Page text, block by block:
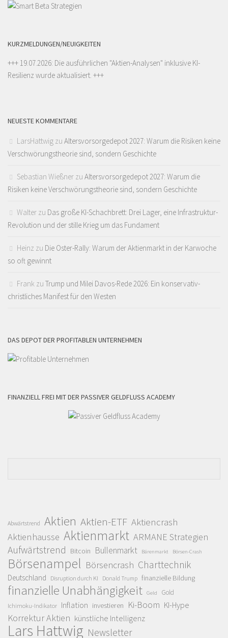
KURZMELDUNGEN/NEUIGKEITEN
+++ 19.07.2026: Die ausführlichen "Aktien-Analysen" inklusive KI-
Resilienz wurde aktualisiert. +++
NEUESTE KOMMENTARE
LarsHattwig zu Altersvorsorgedepot 2027: Warum die Risiken keine
Verschwörungstheorie sind, sondern Geschichte
Sebastian Wießner zu Altersvorsorgedepot 2027: Warum die
Risiken keine Verschwörungstheorie sind, sondern Geschichte
Walter zu Das große KI-Schachbrett: Drei Lager, eine Infrastruktur-
Revolution und der stille Krieg um das Fundament
Heinz zu Die Oster-Rally: Warum der Aktienmarkt in der Karwoche
so oft gewinnt
Frank zu Trump und Milei Davos-Rede 2026: Ein konservativ-
christliches Manifest für den Westen
DAS DEPOT DER PROFITABLEN UNTERNEHMEN
FINANZIELL FREI MIT DER PASSIVER GELDFLUSS ACADEMY
Abwärtstrend Aktien Aktien-ETF Aktiencrash
Aktienhausse Aktienmarkt ARMANE Strategien
Aufwärtstrend Bitcoin Bullenmarkt Bärenmarkt Börsen-Crash
Börsenampel Börsencrash Charttechnik
Deutschland Disruption durch KI Donald Trump finanzielle Bildung
finanzielle Unabhängigkeit Geld Gold
Ichimoku-Indikator Inflation investieren Ki-Boom KI-Hype
Korrektur Aktien künstliche Intelligenz
Lars Hattwig Newsletter